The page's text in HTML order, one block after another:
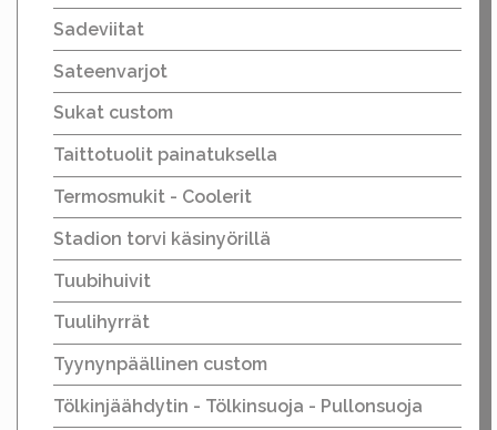
Sadeviitat
Sateenvarjot
Sukat custom
Taittotuolit painatuksella
Termosmukit - Coolerit
Stadion torvi käsinyörillä
Tuubihuivit
Tuulihyrrät
Tyynynpäällinen custom
Tölkinjäähdytin - Tölkinsuoja - Pullonsuoja